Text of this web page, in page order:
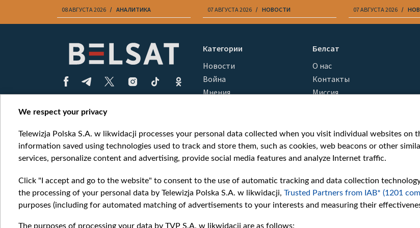
08 АВГУСТА 2026 АНАЛИТИКА 07 АВГУСТА 2026 НОВОСТИ 07 АВГУСТА 2026
Категории
Новости
Война
Мнения
Белсат
О нас
Контакты
Миссия
Награды
Как нас поддержать
Давление со стороны
Правила использования
материалов
Информация об
We respect your privacy
Telewizja Polska S.A. w likwidacji processes your personal data collected when you visit individual websites
information saved using technologies used to track and store them, such as cookies, web beacons or other
services, personalize content and advertising, provide social media features and analyze Internet traffic.
Click "I accept and go to the website" to consent to the use of automatic tracking and data collection
the processing of your personal data by Telewizja Polska S.A. w likwidacji, Trusted Partners from IAB* (1201
purposes (including for automated matching of advertisements to your interests and measuring their
The purposes of processing your data by TVP S.A. w likwidacji are as follows: